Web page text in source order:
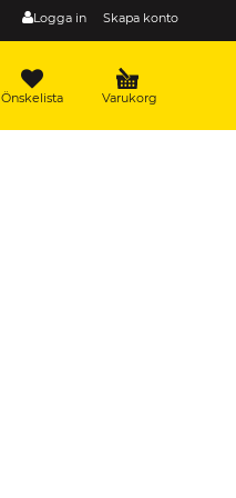
Logga in Skapa konto
Varukorg
Önskelista